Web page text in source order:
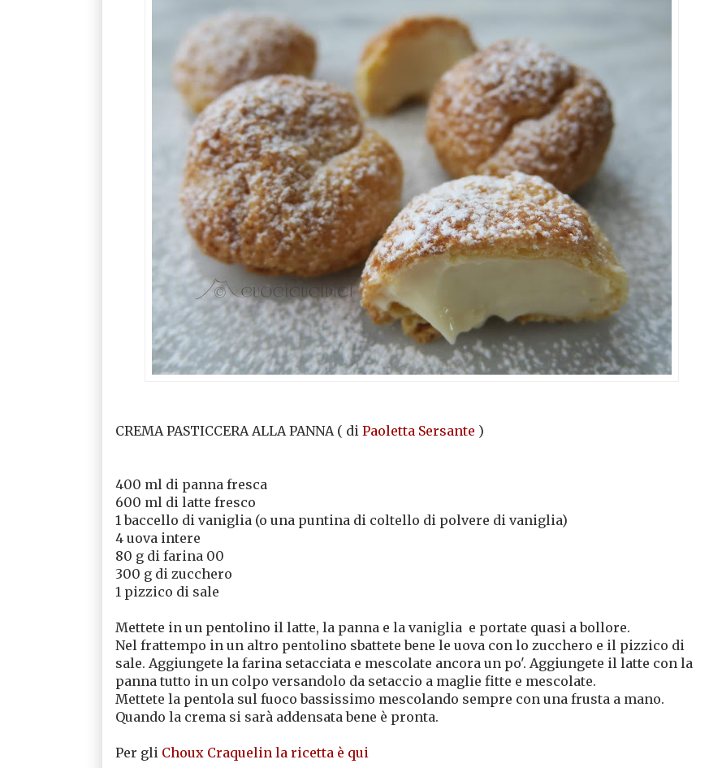
CREMA PASTICCERA ALLA PANNA ( di Paoletta Sersante )
400 ml di panna fresca
600 ml di latte fresco
1 baccello di vaniglia (o una puntina di coltello di polvere di vaniglia)
4 uova intere
80 g di farina 00
300 g di zucchero
1 pizzico di sale
Mettete in un pentolino il latte, la panna e la vaniglia e portate quasi a bollore.
Nel frattempo in un altro pentolino sbattete bene le uova con lo zucchero e il pizzico di
sale. Aggiungete la farina setacciata e mescolate ancora un po'. Aggiungete il latte con la
panna tutto in un colpo versandolo da setaccio a maglie fitte e mescolate.
Mettete la pentola sul fuoco bassissimo mescolando sempre con una frusta a mano.
Quando la crema si sarà addensata bene è pronta.
Per gli Choux Craquelin la ricetta è qui